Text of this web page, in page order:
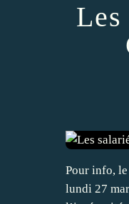
Pour info,
lundi 27